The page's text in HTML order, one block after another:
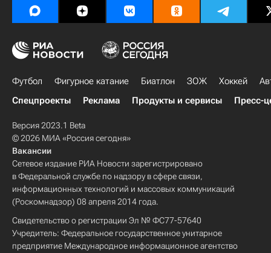
Футбол Фигурное катание Биатлон ЗОЖ Хоккей
Спецпроекты
Реклама Продукты и сервисы Пресс-
Версия 2023.1 Beta
© 2026 МИА «Россия сегодня»
Вакансии
Сетевое издание РИА Новости зарегистрировано
в Федеральной службе по надзору в сфере связи,
информационных технологий и массовых коммуникаций
(Роскомнадзор) 08 апреля 2014 года.
Свидетельство о регистрации Эл № ФС77-57640
Учредитель: Федеральное государственное унитарное
предприятие Международное информационное агентство